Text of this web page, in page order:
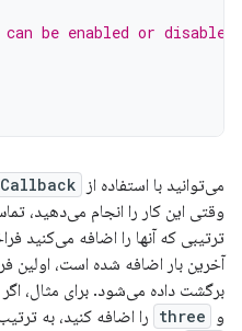
be enabled or
می‌توانید با استفاده از
وقتی این کار را انجام می‌دهید،
ترتیبی که آنها را اضافه می‌کنید
آخرین بار اضافه شده است، اولین
برگشت داده می‌شود. برای مثال،
و three را اضافه کنید، به